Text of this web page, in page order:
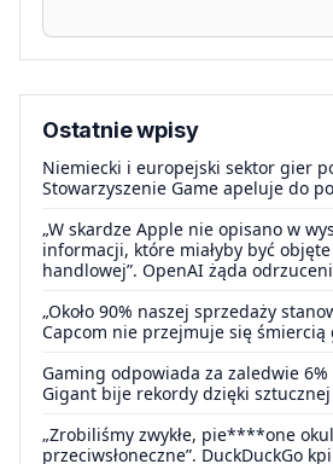
Ostatnie wpisy
Niemiecki i europejski sektor gier
Stowarzyszenie Game apeluje do
„W skardze Apple nie opisano w
informacji, które miałyby być
handlowej”. OpenAI żąda
„Około 90% naszej sprzedaży
Capcom nie przejmuje się śmiercią
Gaming odpowiada za zaledwie
Gigant bije rekordy dzięki
„Zrobiliśmy zwykłe, pie****one
przeciwsłoneczne”. DuckDuckGo